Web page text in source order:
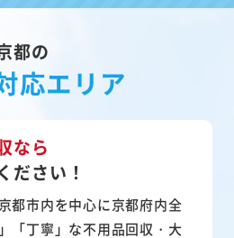
都の
応エリア
なら
ださい！
都市内を中心に京都府内全
「丁寧」な不用品回収・大